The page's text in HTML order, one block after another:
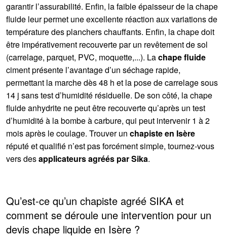
garantir l’assurabilité. Enfin, la faible épaisseur de la chape
fluide leur permet une excellente réaction aux variations de
température des planchers chauffants. Enfin, la chape doit
être impérativement recouverte par un revêtement de sol
(carrelage, parquet, PVC, moquette,...). Lachape fluide
ciment présente l’avantage d’un séchage rapide,
permettant la marche dès 48 h et la pose de carrelage sous
14 j sans test d’humidité résiduelle. De son côté, la chape
fluide anhydrite ne peut être recouverte qu’après un test
d’humidité à la bombe à carbure, qui peut intervenir 1 à 2
mois après le coulage. Trouver un chapiste en Isère
réputé et qualifié n’est pas forcément simple, tournez-vous
vers desapplicateurs agréés par Sika.
Qu’est-ce qu’un chapiste agréé SIKA et
comment se déroule une intervention pour un
devis chape liquide en Isère ?